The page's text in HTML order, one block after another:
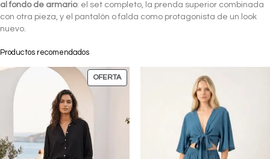
al fondo de armario: el set completo, la prenda superior combinada
con otra pieza, y el pantalón o falda como protagonista de un look
nuevo.
Productos recomendados
OFERTA